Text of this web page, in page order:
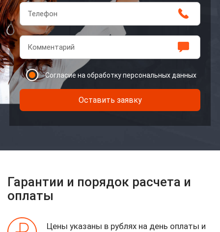
Согласие на обработку персональных данных
Оставить заявку
Гарантии и порядок расчета и
оплаты
Цены указаны в рублях на день оплаты и